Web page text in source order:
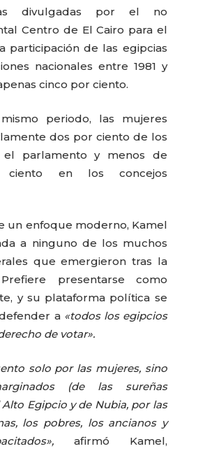
divulgadas por el no
Centro de El Cairo para el
participación de las egipcias
nacionales entre 1981 y
cinco por ciento.
periodo, las mujeres
dos por ciento de los
el parlamento y menos de
en los concejos
un enfoque moderno, Kamel
a ninguno de los muchos
que emergieron tras la
presentarse como
y su plataforma política se
a «todos los egipcios
de votar».
solo por las mujeres, sino
(de las sureñas
Egipcio y de Nubia, por las
los pobres, los ancianos y
afirmó Kamel,